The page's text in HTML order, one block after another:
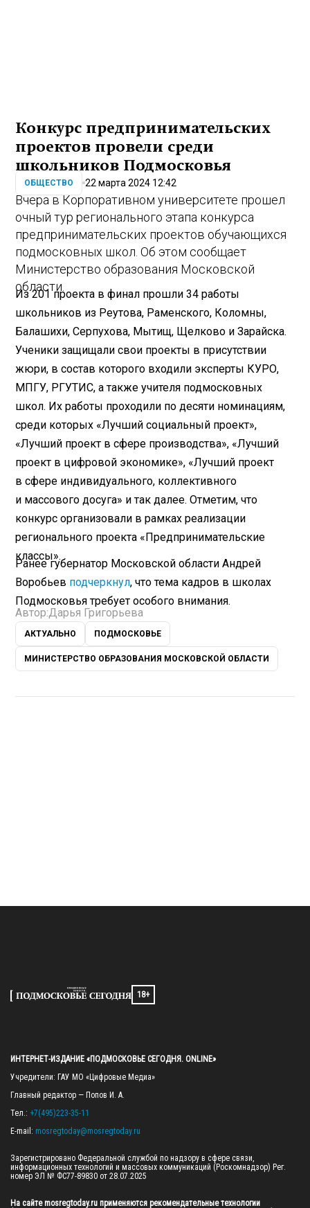
Конкурс предпринимательских
проектов провели среди
школьников Подмосковья
ОБЩЕСТВО 22 марта 2024 12:42
Вчера в Корпоративном университете прошел
очный тур регионального этапа конкурса
предпринимательских проектов обучающихся
подмосковных школ. Об этом сообщает
Министерство образования Московской
области.
Из 201 проекта в финал прошли 34 работы
школьников из Реутова, Раменского, Коломны,
Балашихи, Серпухова, Мытищ, Щелково и Зарайска.
Ученики защищали свои проекты в присутствии
жюри, в состав которого входили эксперты КУРО,
МПГУ, РГУТИС, а также учителя подмосковных
школ. Их работы проходили по десяти номинациям,
среди которых «Лучший социальный проект»,
«Лучший проект в сфере производства», «Лучший
проект в цифровой экономике», «Лучший проект
в сфере индивидуального, коллективного
и массового досуга» и так далее. Отметим, что
конкурс организовали в рамках реализации
регионального проекта «Предпринимательские
классы».
Ранее губернатор Московской области Андрей
Воробьев подчеркнул, что тема кадров в школах
Подмосковья требует особого внимания.
Автор:Дарья Григорьева
АКТУАЛЬНО ПОДМОСКОВЬЕ
МИНИСТЕРСТВО ОБРАЗОВАНИЯ МОСКОВСКОЙ ОБЛАСТИ
18+
ИНТЕРНЕТ-ИЗДАНИЕ «ПОДМОСКОВЬЕ СЕГОДНЯ. ONLINE»
Учредители: ГАУ МО «Цифровые Медиа»
Главный редактор — Попов И. А.
Тел.: +7(495)223-35-11
E-mail: mosregtoday@mosregtoday.ru
Зарегистрировано Федеральной службой по надзору в сфере связи,
информационных технологий и массовых коммуникаций (Роскомнадзор) Рег.
номер ЭЛ № ФС77-89830 от 28.07.2025
На сайте mosregtoday.ru применяются рекомендательные технологии